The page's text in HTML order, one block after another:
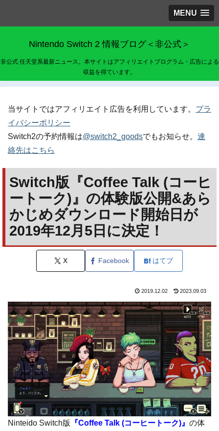
MENU
Nintendo Switch 2 情報ブログ＜非公式＞
非公式 任天堂系最新ニュース。本サイトはアフィリエイトプログラム・広告による
収益を得ています。
当サイトではアフィリエイト広告を利用しています。 プラ
イバシーポリシー
Switch2の予約情報は@switch2_goodsでもお知らせ。 連
絡先はこちら
Switch版『Coffee Talk (コーヒ
ートーク)』の体験版公開&あら
かじめダウンロード開始日が
2019年12月5日に決定！
X Facebook はてブ
2019.12.02 2023.09.03
Ninteido Switch版 『Coffee Talk (コーヒートーク)』 の体